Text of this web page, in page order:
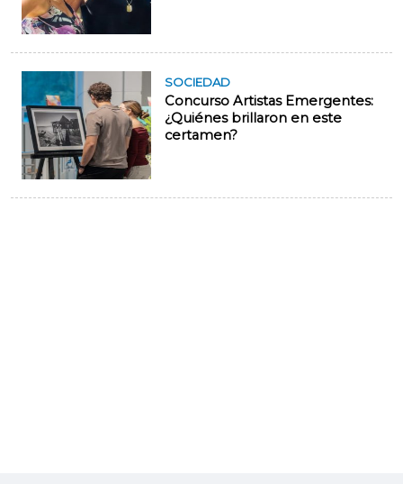
SOCIEDAD
Concurso Artistas Emergentes:
¿Quiénes brillaron en este
certamen?